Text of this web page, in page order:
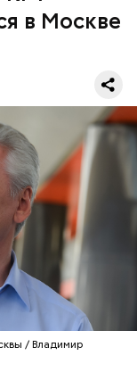
в Москве
/ Владимир
города
и
23
КРТ в России.
комплексного
Сергей Собянин